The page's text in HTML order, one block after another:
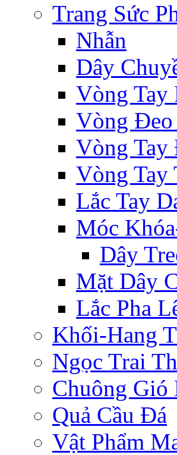
Trang Sức
Nhẫn
Dây
Vòng Tay
Vòng Đeo
Vòng Tay
Vòng
Lắc Tay
Móc
Dây
Mặt Dây
Lắc Pha
Khối-Hang
Ngọc Trai
Chuông Gió
Quả Cầu Đá
Vật Phẩm